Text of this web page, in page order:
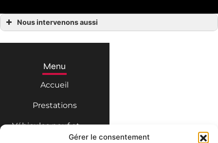
Gérer le consentement
Nous intervenons aussi
Garage automobile Fontaines
Garage automobile Luçon
Garage automobile Marans
Garage automobile Niort
Menu
Accueil
Prestations
Véhicules neuf et